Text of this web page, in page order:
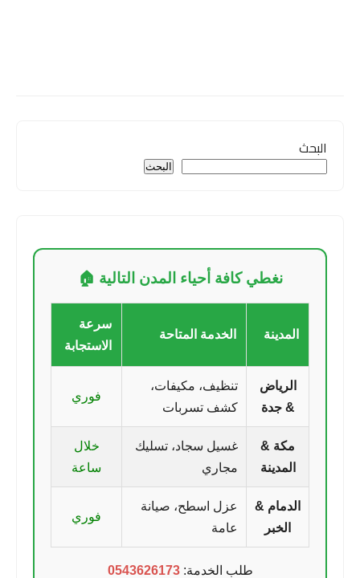
البحث
البحث
نغطي كافة أحياء المدن التالية 🏠
المدينة الخدمة المتاحة
سرعة
الاستجابة
الرياض
& جدة
تنظيف، مكيفات،
كشف تسربات
فوري
مكة &
المدينة
غسيل سجاد، تسليك
مجاري
خلال
ساعة
الدمام &
الخبر
عزل اسطح، صيانة
عامة
فوري
طلب الخدمة:0543626173